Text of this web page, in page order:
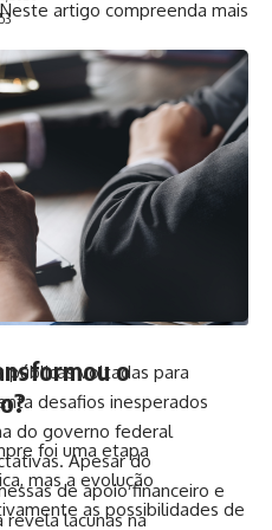
artigo compreenda mais
o
foi uma etapa
mas a evolução
as possibilidades de
voltadas para
desafios inesperados
do governo federal
Apesar do
de apoio financeiro e
revela lacunas na